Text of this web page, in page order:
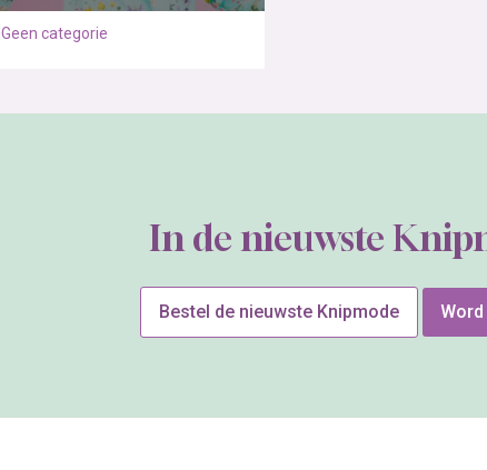
Geen categorie
In de nieuwste
Bestel de nieuwste Knipmode